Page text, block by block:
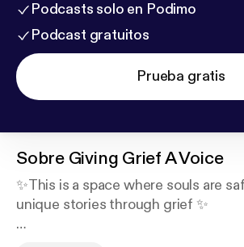
Podcasts solo en Podimo
Podcast gratuitos
Prueba gratis
Sobre Giving Grief A Voice
✨This is a space where souls are
unique stories through grief ✨